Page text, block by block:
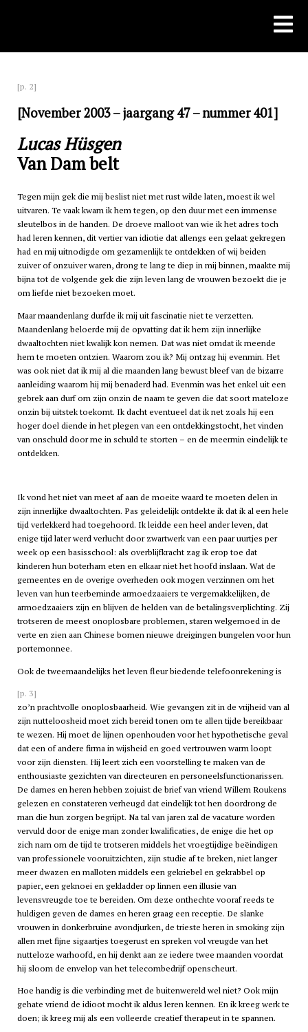
[p. 2]
[November 2003 – jaargang 47 – nummer 401]
Lucas Hüsgen
Van Dam belt
Tegen mijn gek die mij beslist niet met rust wilde laten, moest ik wel
uitvaren. Te vaak kwam ik hem tegen, op den duur met een immense
sleutelbos in de handen. De droeve malloot van wie ik het adres toch
had leren kennen, dit vertier van idiotie dat allengs een gelaat gekregen
had en mij uitnodigde om gezamenlijk te ontdekken of wij beiden
zuiver of onzuiver waren, drong te lang te diep in mij binnen, maakte mij
bijna tot de volgende gek die zijn leven lang de vrouwen bezoekt die je
om liefde niet bezoeken moet.
Maar maandenlang durfde ik mij uit fascinatie niet te verzetten.
Maandenlang beloerde mij de opvatting dat ik hem zijn innerlijke
dwaaltochten niet kwalijk kon nemen. Dat was niet omdat ik meende
hem te moeten ontzien. Waarom zou ik? Mij ontzag hij evenmin. Het
was ook niet dat ik mij al die maanden lang bewust bleef van de bizarre
aanleiding waarom hij mij benaderd had. Evenmin was het enkel uit een
gebrek aan durf om zijn onzin de naam te geven die dat soort mateloze
onzin bij uitstek toekomt. Ik dacht eventueel dat ik net zoals hij een
hoger doel diende in het plegen van een ontdekkingstocht, het vinden
van onschuld door me in schuld te storten – en de meermin eindelijk te
ontdekken.
Ik vond het niet van meet af aan de moeite waard te moeten delen in
zijn innerlijke dwaaltochten. Pas geleidelijk ontdekte ik dat ik al een hele
tijd verlekkerd had toegehoord. Ik leidde een heel ander leven, dat
enige tijd later werd verlucht door zwartwerk van een paar uurtjes per
week op een basisschool: als overblijfkracht zag ik erop toe dat
kinderen hun boterham eten en elkaar niet het hoofd inslaan. Wat de
gemeentes en de overige overheden ook mogen verzinnen om het
leven van hun teerbeminde armoedzaaiers te vergemakkelijken, de
armoedzaaiers zijn en blijven de helden van de betalingsverplichting. Zij
trotseren de meest onoplosbare problemen, staren welgemoed in de
verte en zien aan Chinese bomen nieuwe dreigingen bungelen voor hun
portemonnee.
Ook de tweemaandelijks het leven fleur biedende telefoonrekening is
[p. 3]
zo’n prachtvolle onoplosbaarheid. Wie gevangen zit in de vrijheid van al
zijn nutteloosheid moet zich bereid tonen om te allen tijde bereikbaar
te wezen. Hij moet de lijnen openhouden voor het hypothetische geval
dat een of andere firma in wijsheid en goed vertrouwen warm loopt
voor zijn diensten. Hij leert zich een voorstelling te maken van de
enthousiaste gezichten van directeuren en personeelsfunctionarissen.
De dames en heren hebben zojuist de brief van vriend Willem Roukens
gelezen en constateren verheugd dat eindelijk tot hen doordrong de
man die hun zorgen begrijpt. Na tal van jaren zal de vacature worden
vervuld door de enige man zonder kwalificaties, de enige die het op
zich nam om de tijd te trotseren middels het vroegtijdige beëindigen
van professionele vooruitzichten, zijn studie af te breken, niet langer
meer dwazen en malloten middels een gekriebel en gekrabbel op
papier, een geknoei en gekladder op linnen een illusie van
levensvreugde toe te bereiden. Om deze onthechte vooraf reeds te
huldigen geven de dames en heren graag een receptie. De slanke
vrouwen in donkerbruine avondjurken, de trieste heren in smoking zijn
allen met fijne sigaartjes toegerust en spreken vol vreugde van het
nutteloze warhoofd, en hij denkt aan ze iedere twee maanden voordat
hij sloom de envelop van het telecombedrijf openscheurt.
Hoe handig is die verbinding met de buitenwereld wel niet? Ook mijn
gehate vriend de idioot mocht ik aldus leren kennen. En ik kreeg werk te
doen; ik kreeg mij als een volleerde creatief therapeut in te spannen.